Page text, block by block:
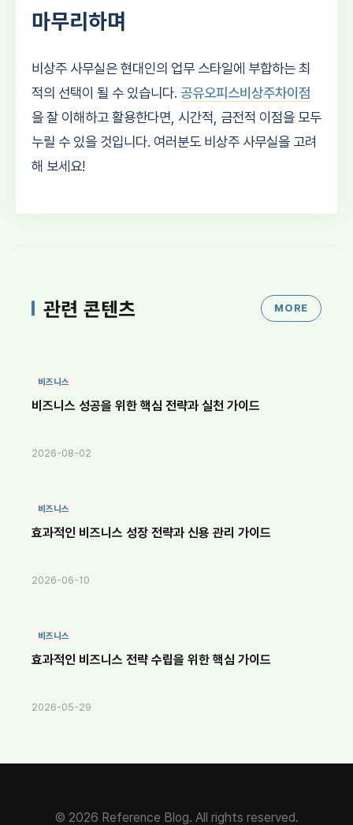
마무리하며
비상주 사무실은 현대인의 업무 스타일에 부합하는 최
적의 선택이 될 수 있습니다. 공유오피스비상주차이점
을 잘 이해하고 활용한다면, 시간적, 금전적 이점을 모두
누릴 수 있을 것입니다. 여러분도 비상주 사무실을 고려
해 보세요!
관련 콘텐츠 MORE
비즈니스
비즈니스 성공을 위한 핵심 전략과 실천 가이드
2026-08-02
비즈니스
효과적인 비즈니스 성장 전략과 신용 관리 가이드
2026-06-10
비즈니스
효과적인 비즈니스 전략 수립을 위한 핵심 가이드
2026-05-29
© 2026 Reference Blog. All rights reserved.